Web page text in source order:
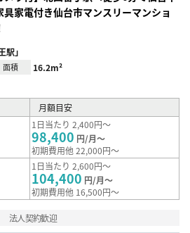
家電付き仙台市マンスリーマンショ
駅」
面積 16.2m²
月額目安
1日当たり 2,400円～
98,400 円/月～
初期費用他 22,000円～
1日当たり 2,600円～
104,400 円/月～
初期費用他 16,500円～
法人契約歓迎